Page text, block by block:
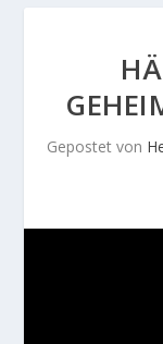
Gepostet von